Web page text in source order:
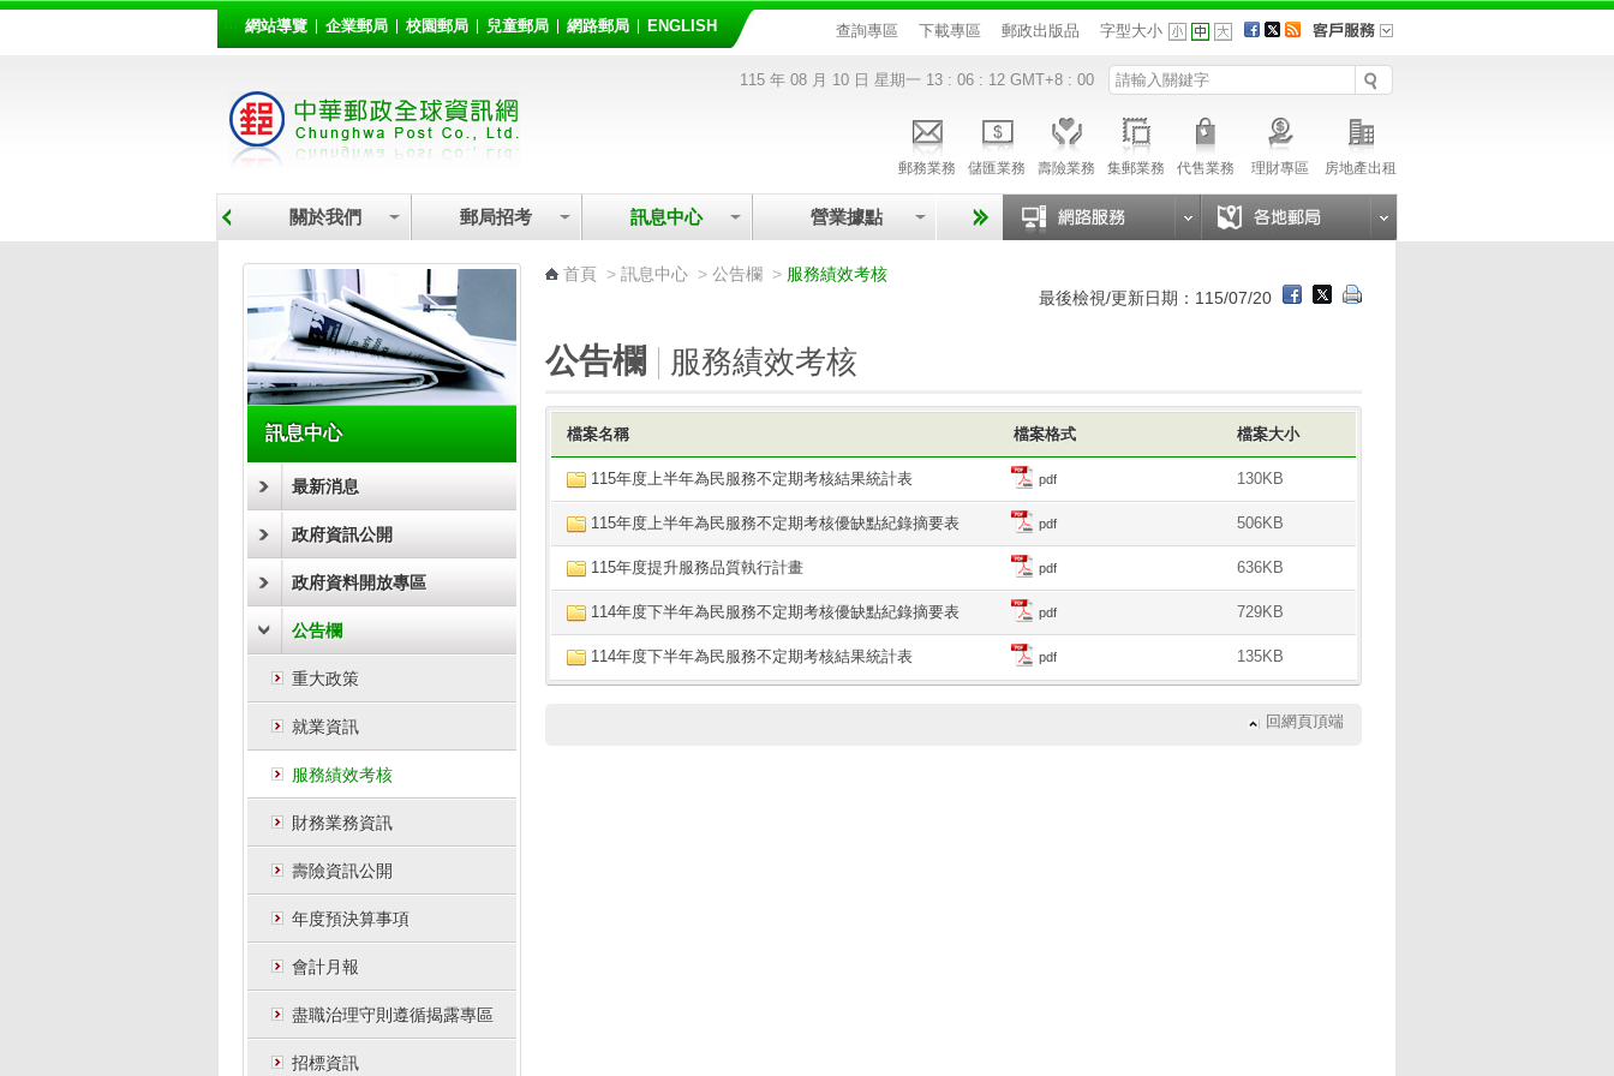
網站導覽 企業郵局 校園郵局 兒童郵局 網路郵局 ENGLISH 查詢專區 下載專區 郵政出版品 字型大小
115 年 08 月 10 日 星期一 13 : 06 : 12 GMT+8 : 00
郵務業務 儲匯業務 壽險業務 集郵業務 代售業務 理財專區 房地產出租
關於我們 郵局招考 訊息中心
營業據點
訊息中心
最新消息
政府資訊公開
政府資料開放專區
公告欄
重大政策
就業資訊
服務績效考核
財務業務資訊
壽險資訊公開
年度預決算事項
會計月報
盡職治理守則遵循揭露專區
招標資訊
首頁 > 訊息中心 > 公告欄 > 服務績效考核
最後檢視/更新日期：115/07/20
公告欄 服務績效考核
檔案名稱 檔案格式 檔案大小
115年度上半年為民服務不定期考核結果統計表 pdf 130KB
115年度上半年為民服務不定期考核優缺點紀錄摘要表 pdf 506KB
115年度提升服務品質執行計畫 pdf 636KB
114年度下半年為民服務不定期考核優缺點紀錄摘要表 pdf 729KB
114年度下半年為民服務不定期考核結果統計表 pdf 135KB
回網頁頂端